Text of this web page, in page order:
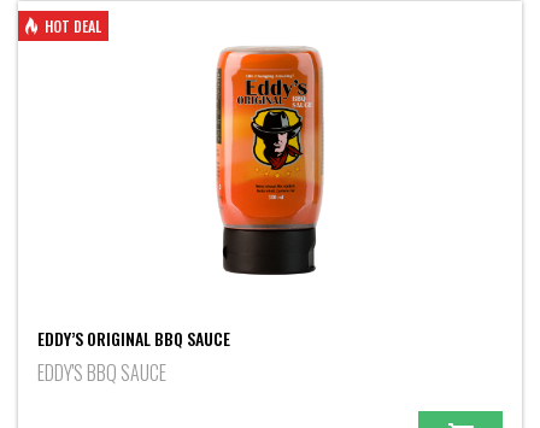
HOT DEAL
EDDY’S ORIGINAL BBQ SAUCE
EDDY'S BBQ SAUCE